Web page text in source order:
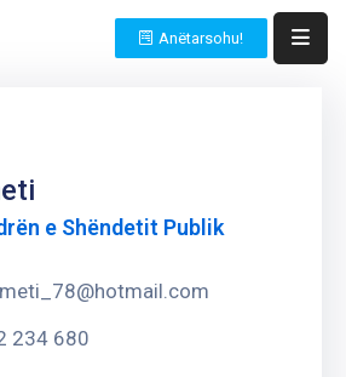
Anëtarsohu!
e Shëndetit Publik
234 680